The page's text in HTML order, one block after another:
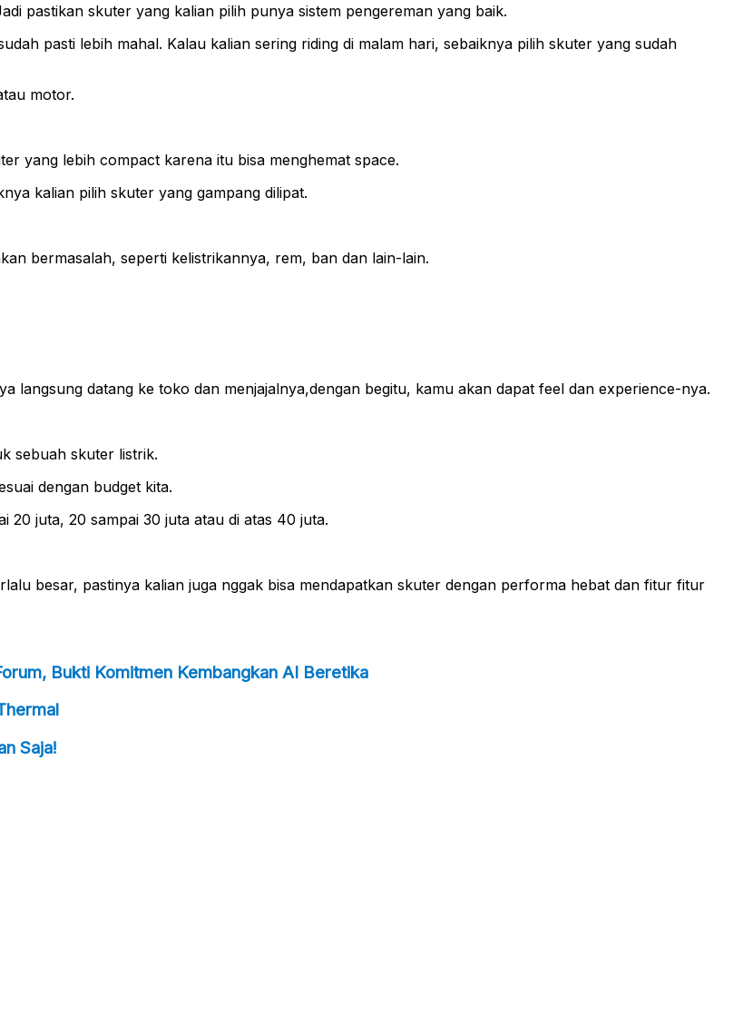
pastikan skuter yang kalian pilih punya sistem pengereman yang baik.
pasti lebih mahal. Kalau kalian sering riding di malam hari, sebaiknya pilih skuter yang sudah
motor.
yang lebih compact karena itu bisa menghemat space.
kalian pilih skuter yang gampang dilipat.
bermasalah, seperti kelistrikannya, rem, ban dan lain-lain.
langsung datang ke toko dan menjajalnya,dengan begitu, kamu akan dapat feel dan experience-nya.
sebuah skuter listrik.
dengan budget kita.
20 juta, 20 sampai 30 juta atau di atas 40 juta.
besar, pastinya kalian juga nggak bisa mendapatkan skuter dengan performa hebat dan fitur fitur
Bukti Komitmen Kembangkan AI Beretika
Saja!